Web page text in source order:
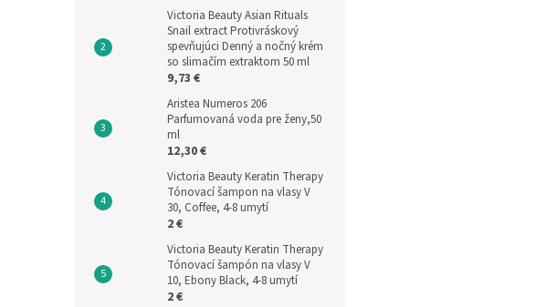
Victoria Beauty Asian Rituals
Snail extract Protivráskový
spevňujúci Denný a nočný krém
so slimačím extraktom 50 ml
9,73 €
Aristea Numeros 206
Parfumovaná voda pre ženy,50
ml
12,30 €
Victoria Beauty Keratin Therapy
Tónovací šampon na vlasy V
30, Coffee, 4-8 umytí
2 €
Victoria Beauty Keratin Therapy
Tónovací šampón na vlasy V
10, Ebony Black, 4-8 umytí
2 €